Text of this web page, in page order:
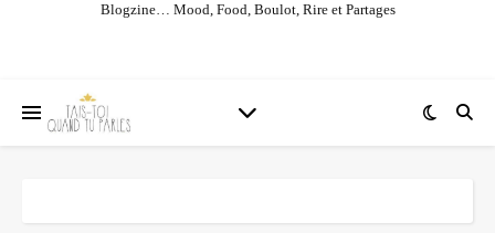
Blogzine… Mood, Food, Boulot, Rire et Partages